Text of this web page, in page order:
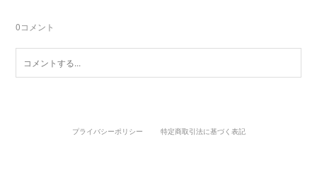
0コメント
プライバシーポリシー 特定商取引法に基づく表記